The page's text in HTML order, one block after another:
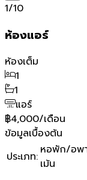
1/10
ห้องแอร์
ห้องเต็ม
1
1
แอร์
฿4,000/เดือน
ข้อมูลเบื้องต้น
ประเภท: หอพัก/อพ
เม้น